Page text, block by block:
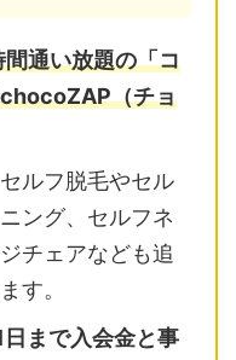
通い放題の「コ
（チョ
ルフ脱毛やセル
ング、セルフネ
チェアなども追
す。
まで入会金と事